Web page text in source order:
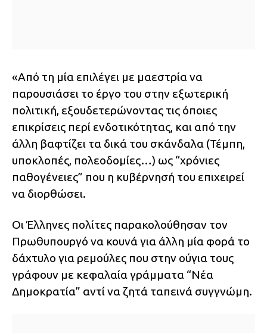
«Από τη μία επιλέγει με μαεστρία να
παρουσιάσει το έργο του στην εξωτερική
πολιτική, εξουδετερώνοντας τις όποιες
επικρίσεις περί ενδοτικότητας, και από την
άλλη βαφτίζει τα δικά του σκάνδαλα (Τέμπη,
υποκλοπές, πολεοδομίες…) ως “χρόνιες
παθογένειες” που η κυβέρνησή του επιχειρεί
να διορθώσει.
Οι Έλληνες πολίτες παρακολούθησαν τον
Πρωθυπουργό να κουνά για άλλη μία φορά το
δάχτυλο για ρεμούλες που στην ούγια τους
γράφουν με κεφαλαία γράμματα “Νέα
Δημοκρατία” αντί να ζητά ταπεινά συγγνώμη.